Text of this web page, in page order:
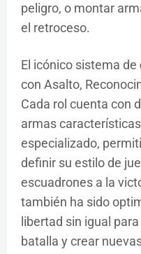
peligro, o montar
el retroceso.
El icónico sistema de
con Asalto,
Cada rol cuenta con
armas
especializado,
definir su estilo de
escuadrones a la
también ha sido
libertad sin igual
batalla y crear